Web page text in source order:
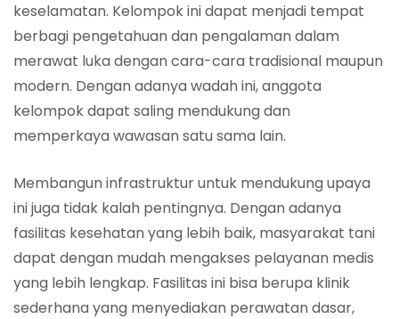
keselamatan. Kelompok ini dapat menjadi tempat
berbagi pengetahuan dan pengalaman dalam
merawat luka dengan cara-cara tradisional maupun
modern. Dengan adanya wadah ini, anggota
kelompok dapat saling mendukung dan
memperkaya wawasan satu sama lain.
Membangun infrastruktur untuk mendukung upaya
ini juga tidak kalah pentingnya. Dengan adanya
fasilitas kesehatan yang lebih baik, masyarakat tani
dapat dengan mudah mengakses pelayanan medis
yang lebih lengkap. Fasilitas ini bisa berupa klinik
sederhana yang menyediakan perawatan dasar,